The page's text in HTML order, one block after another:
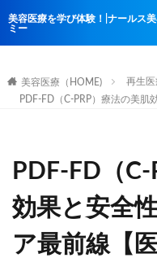
美容医療を学び体験！|ナールス
ミー
美容医療（HOME)
再生医
PDF-FD（C-PRP）療法の美
PDF-FD（
効果と安全
ア最前線【